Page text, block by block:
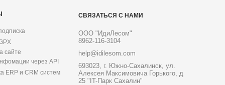
сайте
через API
ERP и CRM систем
СВЯЗАТЬСЯ С НАМИ
ООО "ИдиЛесом"
8962-116-3104
help@idilesom.com
693023, г. Южно-Сахалинск, ул.
Алексея Максимовича Горького, д
25 "IT-Парк Сахалин"